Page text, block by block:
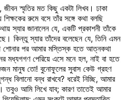
স্মৃতির মত কিছু একটা লিখব। ঢাকা
রুমে বসে তাঁর সঙ্গে কথা বলছি
স্যার জানালেন যে, একটি প্রকাশনী তাঁকে
কিন্তু স্যার তাঁদের বলেছেন যে, তিনি এমন
পর আমার মস্তিস্ক হতে আত্নকথা
মধ্যগগণ পেরিয়ে এসে মনে হল, নাই বা হতে
মানুষ তো! বুনোফুলের সুবাস কেউ গ্রহণ
বিলানো বন্ধ রাখবে? ধরেই নিচ্ছি, আমার
তবুও আমি লিখে যাব; কারণ তাতেই আমার